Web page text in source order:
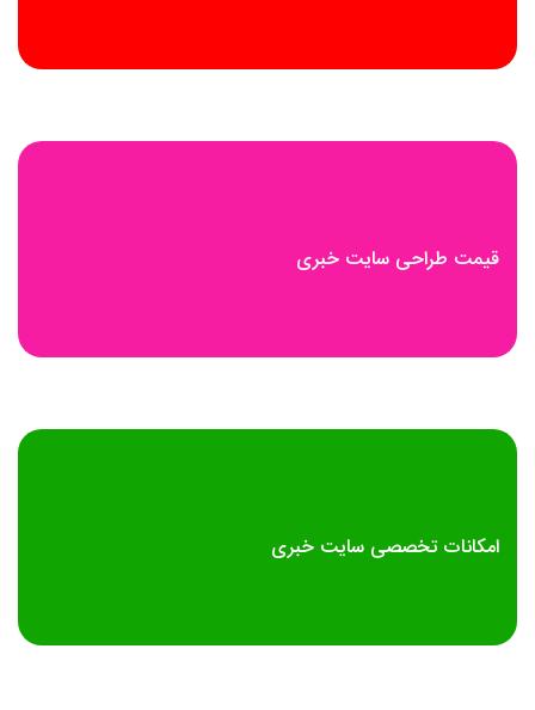
قیمت طراحی سایت خبری
امکانات تخصصی سایت خبری